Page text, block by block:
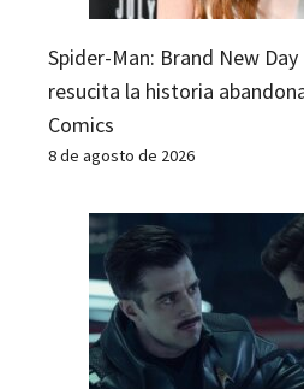
Spider-Man: Brand New Day
resucita la historia
Comics
8 de agosto de 2026